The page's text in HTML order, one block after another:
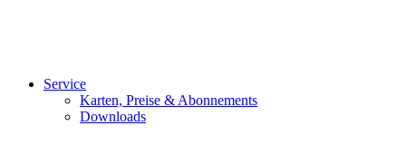
Service
Karten, Preise & Abonnements
Downloads